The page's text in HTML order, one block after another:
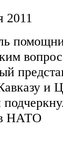
2011
и
НАТО